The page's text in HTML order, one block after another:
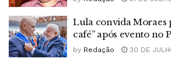
Lula convida Moraes
café” após evento no
by Redação 30 DE